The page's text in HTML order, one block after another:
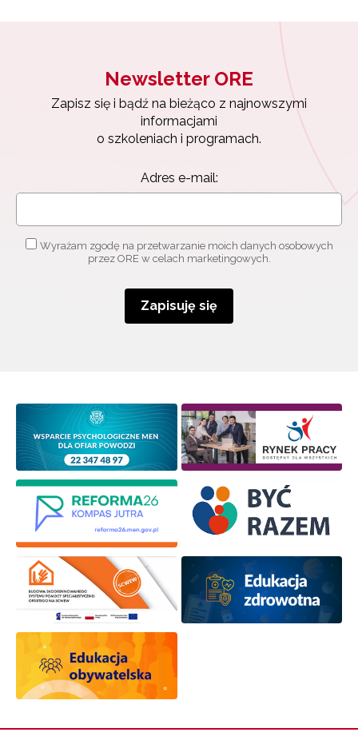
Newsletter ORE
Zapisz się i bądź na bieżąco z najnowszymi
informacjami
o szkoleniach i programach.
Adres e-mail:
Wyrażam zgodę na przetwarzanie moich danych osobowych
przez ORE w celach marketingowych.
Zapisuję się